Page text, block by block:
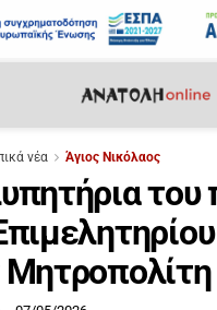
νέα Άγιος Νικόλαος
του
Μητροπολίτη